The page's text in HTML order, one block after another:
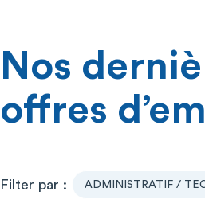
Nos
offres
ADMINISTRATIF /